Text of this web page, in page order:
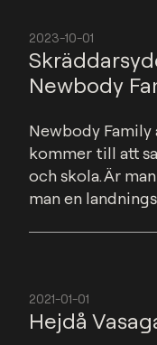
2023-10-01
Newbody
Newbody
kommer till att
och skola. Är
man en
2021-01-01
Hejdå